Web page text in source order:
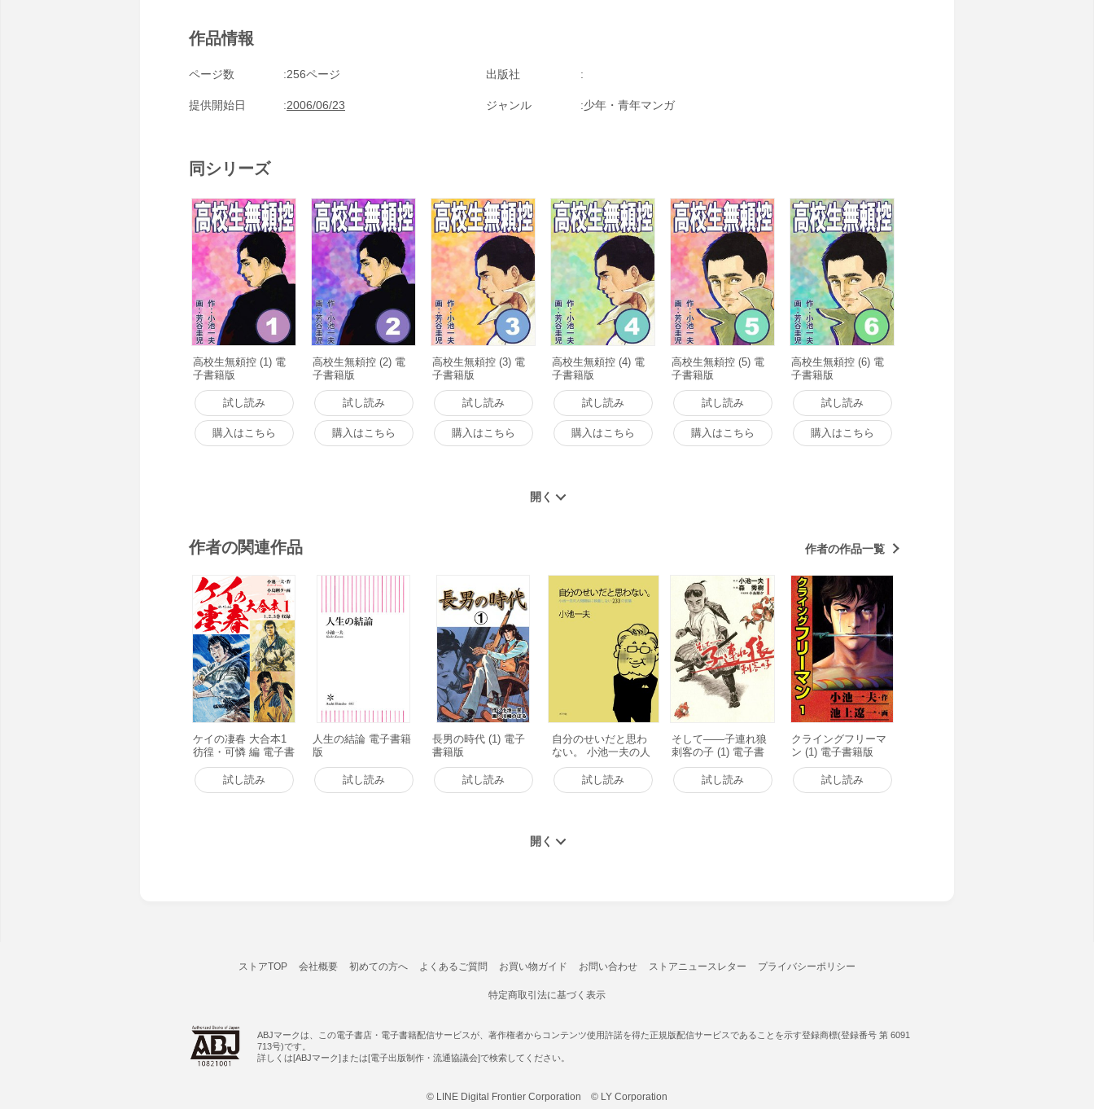
作品情報
ページ数 256ページ 出版社
提供開始日 2006/06/23 ジャンル 少年・青年マンガ
同シリーズ
高校生無頼控 (1) 電
子書籍版
試し読み
購入はこちら
高校生無頼控 (2) 電
子書籍版
試し読み
購入はこちら
高校生無頼控 (3) 電
子書籍版
試し読み
購入はこちら
高校生無頼控 (4) 電
子書籍版
試し読み
購入はこちら
高校生無頼控 (5) 電
子書籍版
試し読み
購入はこちら
高校生無頼控 (6) 電
子書籍版
試し読み
購入はこちら
作者の関連作品 作者の作品一覧
ケイの凄春 大合本1
彷徨・可憐 編 電子書
籍版
試し読み
人生の結論 電子書籍
版
試し読み
長男の時代 (1) 電子
書籍版
試し読み
自分のせいだと思わ
ない。 小池一夫の人
間関係に執着しない2
33の言葉 電子書籍版
試し読み
そして――子連れ狼
刺客の子 (1) 電子書
籍版
試し読み
クライングフリーマ
ン (1) 電子書籍版
試し読み
ストアTOP 会社概要 初めての方へ よくあるご質問 お買い物ガイド お問い合わせ ストアニュースレター プライバシーポリシー
特定商取引法に基づく表示
ABJマークは、この電子書店・電子書籍配信サービスが、著作権者からコンテンツ使用許諾を得た正規版配信サービスであることを示す登録商標(登録番号 第 6091
713号)です。
詳しくは[ABJマーク]または[電子出版制作・流通協議会]で検索してください。
© LINE Digital Frontier Corporation © LY Corporation